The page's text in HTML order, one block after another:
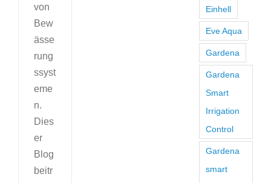
von
Bew
ässe
rung
ssyst
eme
n.
Dies
er
Blog
beitr
Einhell
Eve Aqua
Gardena
Gardena
Smart
Irrigation
Control
Gardena
smart